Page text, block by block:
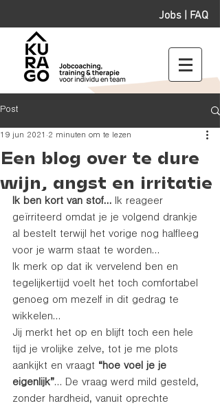
Jobs | FAQ
Post
Een blog over te dure
wijn, angst en irritatie
19 jun 2021 2 minuten om te lezen
Ik ben kort van stof… Ik reageer
geïrriteerd omdat je je volgend drankje
al bestelt terwijl het vorige nog halfleeg
voor je warm staat te worden…
Ik merk op dat ik vervelend ben en
tegelijkertijd voelt het toch comfortabel
genoeg om mezelf in dit gedrag te
wikkelen…
Jij merkt het op en blijft toch een hele
tijd je vrolijke zelve, tot je me plots
aankijkt en vraagt “hoe voel je je
eigenlijk”… De vraag werd mild gesteld,
zonder hardheid, vanuit oprechte